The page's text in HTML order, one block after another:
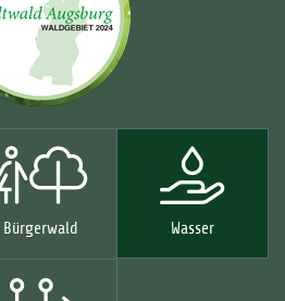
Bürgerwald Wasser